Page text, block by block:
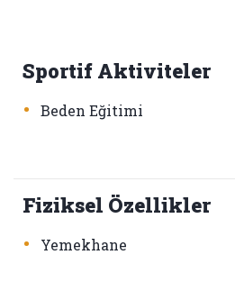
Sportif Aktiviteler
• Beden Eğitimi
Fiziksel Özellikler
• Yemekhane